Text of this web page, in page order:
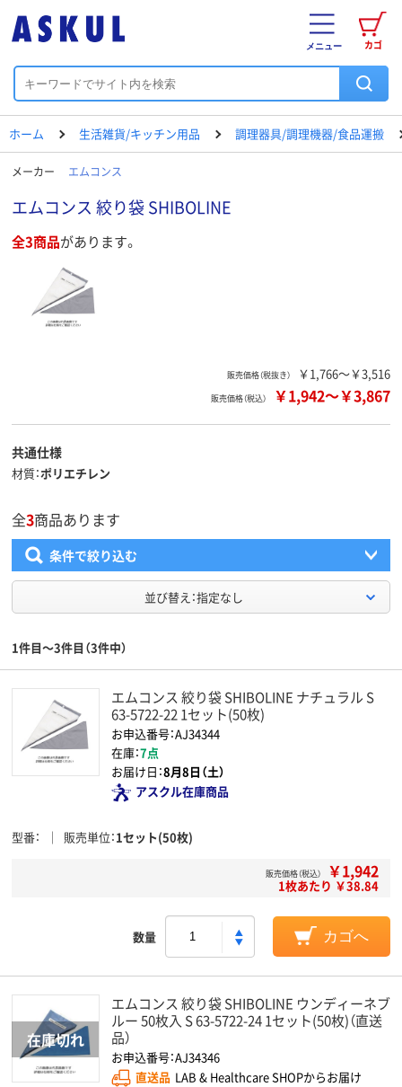
カゴ
メニュー
ホーム 生活雑貨/キッチン用品 調理器具/調理機器/食品運搬
メーカー エムコンス
エムコンス 絞り袋 SHIBOLINE
全3商品があります。
販売価格（税抜き） ￥1,766～￥3,516
販売価格（税込） ￥1,942～￥3,867
共通仕様
材質 ポリエチレン
全3商品あります
条件で絞り込む
並び替え：指定なし
1件目～3件目（3件中）
エムコンス 絞り袋 SHIBOLINE ナチュラル S
63-5722-22 1セット(50枚)
お申込番号：AJ34344
在庫：7点
お届け日：8月8日（土）
アスクル在庫商品
型番 販売単位 1セット(50枚)
販売価格（税込） ￥1,942
1枚あたり ￥38.84
数量 カゴへ
エムコンス 絞り袋 SHIBOLINE ウンディーネブ
ルー 50枚入 S 63-5722-24 1セット(50枚)（直送
品）
お申込番号：AJ34346
直送品 LAB & Healthcare SHOPからお届け